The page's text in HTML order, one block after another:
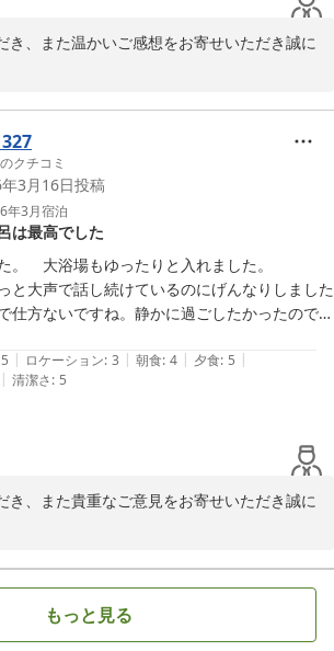
き、また温かいご感想をお寄せいただき誠に
にもかかわらず、フロントスタッフの対応に
こと、大変嬉しく拝見いたしました。また、
ラウンジでのお酒、朝食バイキングもお楽し
よりでございます。さらに、お子様にもご満
葉は、私どもにとって大きな励みでございま
い」とのお言葉をいただけたこと、大変光栄
家族皆さまで快適にお過ごしいただけるよ
上に努めてまいります。
一同、心よりお待ち申し上げております。
クチコミ
3月16日投稿
年3月宿泊
は最高でした
。　大浴場もゆったりと入れました。
と大声で話し続けているのにげんなりしました
仕方ないですね。静かに過ごしたかったので残
だったので、日本人は日本人で集めてるように
ありがたかったです。食事も美味しかったで
5 | ロケーション: 3 | 朝食: 4 | 夕食: 5 |
| 清潔さ: 5
き、また貴重なご意見をお寄せいただき誠に
とのお言葉を頂戴し、大変光栄に存じます。
たりとお過ごしいただけたとのこと、嬉しく
らに、お食事についても「美味しかった」と
心より感謝申し上げます。
もっと見る